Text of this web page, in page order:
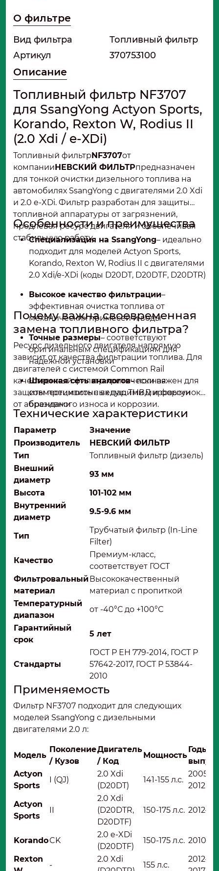
О фильтре
Вид фильтра
Топливный фильтр
Артикул
370753100
Описание
Топливный фильтр NF3707
для SsangYong Actyon Sports,
Korando, Rexton W, Rodius II
(2.0 Xdi / e-XDi)
Топливный фильтрNF3707от
компанииНЕВСКИЙ ФИЛЬТРпредназначен
для тонкой очистки дизельного топлива на
автомобилях SsangYong с двигателями 2.0 Xdi
и 2.0 e-XDi. Фильтр разработан для защиты
топливной аппаратуры от загрязнений,
продлевая ресурс двигателя и обеспечивая
стабильную работу.
Особенности и преимущества
Специализация на SsangYong– идеально
подходит для моделей Actyon Sports,
Korando, Rexton W, Rodius II с двигателями
2.0 Xdi/e-XDi (коды D20DT, D20DTF, D20DTR)
Высокое качество фильтрации–
эффективная очистка топлива от
механических примесей и воды
Точные размеры– соответствуют
оригинальным спецификациям для
надежной установки
Широкая сеть аналогов– полная
совместимость с ведущими мировыми
брендами
Почему важна своевременная
замена топливного фильтра?
Ресурс дизельного двигателя напрямую
зависит от качества фильтрации топлива. Для
двигателей с системой Common Rail
качественный фильтр критически важен для
защиты прецизионных пар ТНВД и форсунок
от абразивного износа и коррозии.
Технические характеристики
Параметр
Значение
Производитель
НЕВСКИЙ ФИЛЬТР
Тип
Топливный фильтр (дизель)
Внешний
диаметр
93 мм
Высота
101-102 мм
Внутренний
диаметр
9.5-9.6 мм
Тип
Трубчатый фильтр (In-Line
Filter)
Качество
Премиум-класс,
соответствует ГОСТ
Фильтровальный
материал
Высококачественный
материал с пропиткой
Температурный
диапазон
от -40°С до +100°С
Гарантийный
срок
5 лет
Стандарты
ГОСТ Р ЕН 779-2014, ГОСТ Р
57642-2017, ГОСТ Р 53844-
2010
Применяемость
Фильтр NF3707 подходит для следующих
моделей SsangYong с дизельными
двигателями 2.0 л:
Модель
Поколение
/ Кузов
Двигатель
/ Код
Мощность
Годы
Actyon
Sports
I (QJ)
2.0 Xdi
(D20DT)
141-155 л.с.
2005–
2012
Actyon
Sports
II
2.0 Xdi
(D20DTR,
D20DTF)
150-175 л.с.
KorandoCK
2.0 e-XDi
(D20DTF)
150-175 л.с.
Rexton
-
2.0 Xdi
155 л.с.
2012–